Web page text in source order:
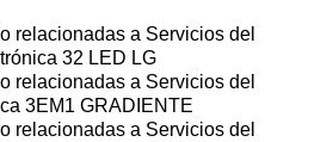
relacionadas a Servicios del
32 LED LG
relacionadas a Servicios del
3EM1 GRADIENTE
relacionadas a Servicios del